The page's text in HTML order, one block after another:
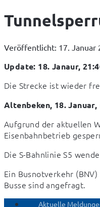
Veröffentlicht: 17. Januar
Update: 18. Janaur,
Die Strecke ist wieder
Altenbeken, 18. Januar,
Aufgrund der aktuellen
Eisenbahnbetrieb
Die S-Bahnlinie S5
Ein Busnotverkehr
Busse sind angefragt.
Aktuelle